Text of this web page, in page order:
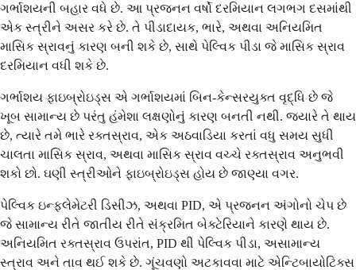
ગર્ભાશયની બહાર વધે છે. આ પ્રજનન વર્ષો દરમિયાન લગભગ દસમાંથી
એક સ્ત્રીને અસર કરે છે. તે પીડાદાયક, ભારે, અથવા અનિયમિત
માસિક સ્રાવનું કારણ બની શકે છે, સાથે પેલ્વિક પીડા જે માસિક સ્રાવ
દરમિયાન વધી શકે છે.
ગર્ભાશય ફાઇબ્રોઇડ્સ એ ગર્ભાશયમાં બિન-કેન્સરયુક્ત વૃદ્ધિ છે જે
ખૂબ સામાન્ય છે પરંતુ હંમેશા લક્ષણોનું કારણ બનતી નથી. જ્યારે તે થાય
છે, ત્યારે તમે ભારે રક્તસ્રાવ, એક અઠવાડિયા કરતાં વધુ સમય સુધી
ચાલતા માસિક સ્રાવ, અથવા માસિક સ્રાવ વચ્ચે રક્તસ્રાવ અનુભવી
શકો છો. ઘણી સ્ત્રીઓને ફાઇબ્રોઇડ્સ હોય છે જાણ્યા વગર.
પેલ્વિક ઇન્ફ્લેમેટરી ડિસીઝ, અથવા PID, એ પ્રજનન અંગોનો ચેપ છે
જે સામાન્ય રીતે જાતીય રીતે સંક્રમિત બેક્ટેરિયાને કારણે થાય છે.
અનિયમિત રક્તસ્રાવ ઉપરાંત, PID થી પેલ્વિક પીડા, અસામાન્ય
સ્ત્રાવ અને તાવ થઈ શકે છે. ગૂંચવણો અટકાવવા માટે એન્ટિબાયોટિક્સ